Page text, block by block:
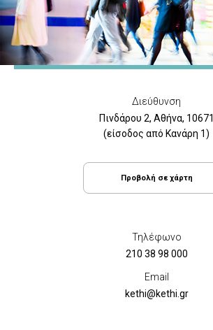
Διεύθυνση
Πινδάρου 2, Αθήνα, 10671
(είσοδος από Κανάρη 1)
Προβολή σε χάρτη
Τηλέφωνο
210 38 98 000
Email
kethi@kethi.gr